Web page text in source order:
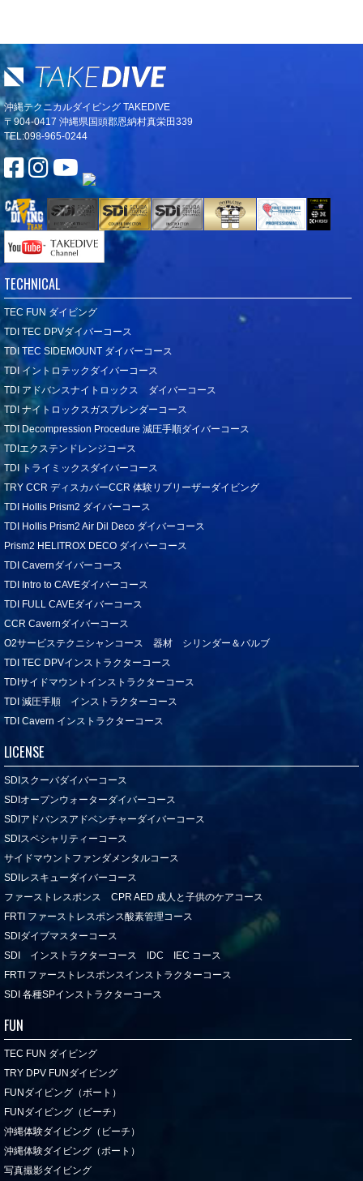
沖縄テクニカルダイビング TAKEDIVE
〒904-0417 沖縄県国頭郡恩納村真栄田339
TEL:098-965-0244
TECHNICAL
TEC FUN ダイビング
TDI TEC DPVダイバーコース
TDI TEC SIDEMOUNT ダイバーコース
TDI イントロテックダイバーコース
TDI アドバンスナイトロックス ダイバーコース
TDI ナイトロックスガスブレンダーコース
TDI Decompression Procedure 減圧手順ダイバーコース
TDIエクステンドレンジコース
TDI トライミックスダイバーコース
TRY CCR ディスカバーCCR 体験リブリーザーダイビング
TDI Hollis Prism2 ダイバーコース
TDI Hollis Prism2 Air Dil Deco ダイバーコース
Prism2 HELITROX DECO ダイバーコース
TDI Cavernダイバーコース
TDI Intro to CAVEダイバーコース
TDI FULL CAVEダイバーコース
CCR Cavernダイバーコース
O2サービステクニシャンコース 器材 シリンダー＆バルブ
TDI TEC DPVインストラクターコース
TDIサイドマウントインストラクターコース
TDI 減圧手順 インストラクターコース
TDI Cavern インストラクターコース
LICENSE
SDIスクーバダイバーコース
SDIオープンウォーターダイバーコース
SDIアドバンスアドベンチャーダイバーコース
SDIスペシャリティーコース
サイドマウントファンダメンタルコース
SDIレスキューダイバーコース
ファーストレスポンス CPR AED 成人と子供のケアコース
FRTI ファーストレスポンス酸素管理コース
SDIダイブマスターコース
SDI インストラクターコース IDC IEC コース
FRTI ファーストレスポンスインストラクターコース
SDI 各種SPインストラクターコース
FUN
TEC FUN ダイビング
TRY DPV FUNダイビング
FUNダイビング（ボート）
FUNダイビング（ビーチ）
沖縄体験ダイビング（ビーチ）
沖縄体験ダイビング（ボート）
写真撮影ダイビング